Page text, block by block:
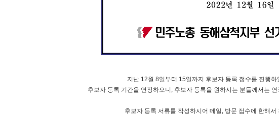
지난 12월 8일부터 15일까지 후보자 등록 접수를 진행하
후보자 등록 기간을 연장하오니, 후보자 등록을 원하시는 분들께서는
후보자 등록 서류를 작성하시어 메일, 방문 접수에 한해